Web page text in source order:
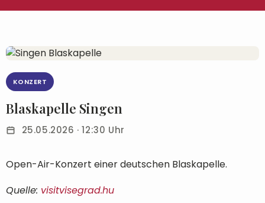
KONZERT
Blaskapelle Singen
25.05.2026 · 12:30 Uhr
Open-Air-Konzert einer deutschen Blaskapelle.
Quelle: visitvisegrad.hu